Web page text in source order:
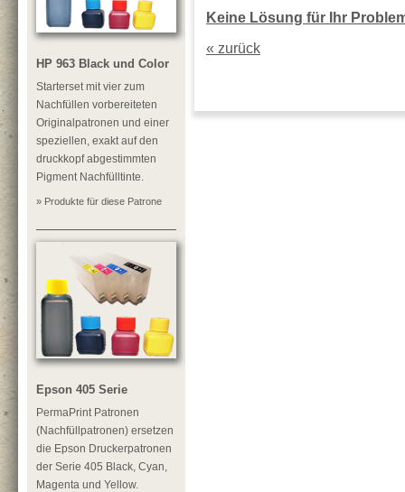
HP 963 Black und Color
Starterset mit vier zum
Nachfüllen vorbereiteten
Originalpatronen und einer
speziellen, exakt auf den
druckkopf abgestimmten
Pigment Nachfülltinte.
» Produkte für diese Patrone
Epson 405 Serie
PermaPrint Patronen
(Nachfüllpatronen) ersetzen
die Epson Druckerpatronen
der Serie 405 Black, Cyan,
Magenta und Yellow.
Keine Lösung für Ihr
« zurück